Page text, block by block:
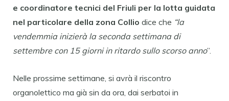
e coordinatore tecnici del Friuli per la lotta guidata
nel particolare della zona Collio dice che “la
vendemmia inizierà la seconda settimana di
settembre con 15 giorni in ritardo sullo scorso anno”.
Nelle prossime settimane, si avrà il riscontro
organolettico ma già sin da ora, dai serbatoi in